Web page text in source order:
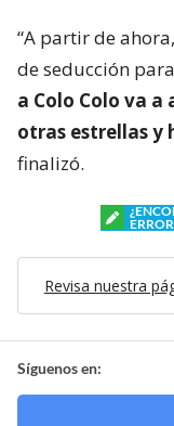
“A partir de
de seducción
a Colo Colo va
otras estrellas y
finalizó.
Revisa nuestra
Síguenos en: